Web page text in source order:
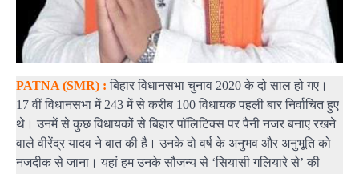
PATNA (SMR) : बिहार विधानसभा चुनाव 2020 के दो साल हो गए।
17 वीं विधानसभा में 243 में से करीब 100 विधायक पहली बार निर्वाचित हुए
थे। उनमें से कुछ विधायकों से बिहार पॉलिटिक्स पर पैनी नजर बनाए रखने
वाले वीरेंद्र यादव ने बात की है। उनके दो वर्ष के अनुभव और अनुभूति को
नजदीक से जाना। यहां हम उनके सौजन्य से ‘सियासी गलियारे से’ की